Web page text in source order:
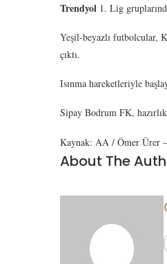
Trendyol 1. Lig
Yeşil-beyazlı futbolcular,
çıktı.
Isınma hareketleriyle
Sipay Bodrum FK,
Kaynak: AA / Ömer Ürer
About The